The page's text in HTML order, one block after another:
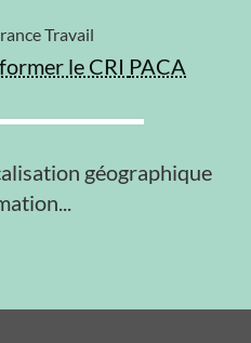
Travail
le CRI PACA
géographique